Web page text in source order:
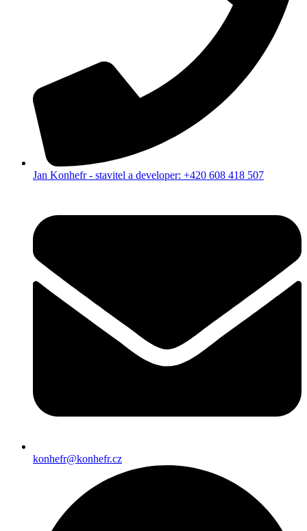
Jan Konhefr - stavitel a developer: +420 608 418 507
konhefr@konhefr.cz